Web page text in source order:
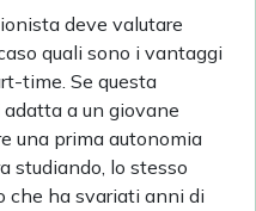
deve valutare
quali sono i vantaggi
time. Se questa
a un giovane
una prima autonomia
studiando, lo stesso
che ha svariati anni di